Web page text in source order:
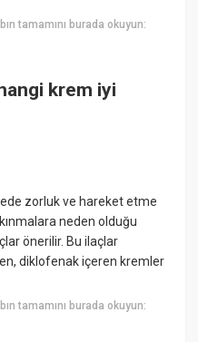
tamamını burada okuyun:
krem iyi
zorluk ve hareket etme
neden olduğu
önerilir. Bu ilaçlar
diklofenak içeren kremler
tamamını burada okuyun: